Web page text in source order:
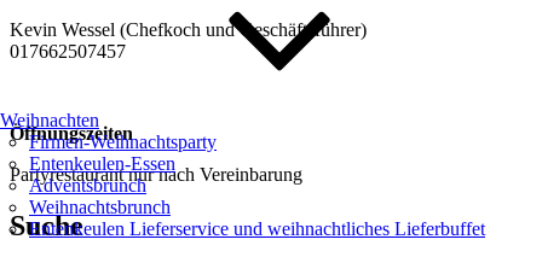
Weihnachten
Firmen-Weihnachtsparty
Entenkeulen-Essen
Adventsbrunch
Weihnachtsbrunch
Entenkeulen Lieferservice und weihnachtliches Lieferbuffet
Kevin Wessel (Chefkoch und Geschäftsführer)
017662507457
Öffnungszeiten
Partyrestaurant nur nach Vereinbarung
Suche